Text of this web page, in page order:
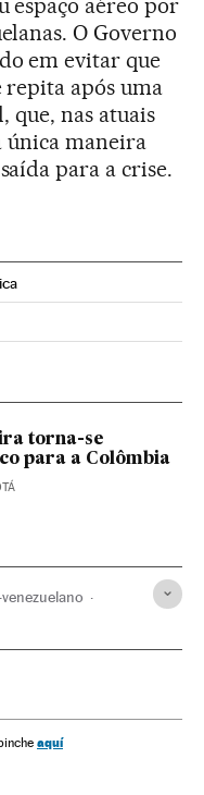
espaço aéreo por
O Governo
em evitar que
repita após uma
nas atuais
única maneira
para a crise.
Instagram
en Facebook
torna-se
para a Colômbia
aquí